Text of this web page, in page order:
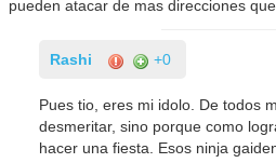
pueden atacar de mas direcciones
Rashi +0
Pues tio, eres mi idolo. De todos
desmeritar, sino porque como
hacer una fiesta. Esos ninja